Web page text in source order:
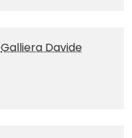
Galliera Davide